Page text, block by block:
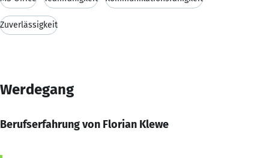
Zuverlässigkeit
Werdegang
Berufserfahrung von Florian Klewe